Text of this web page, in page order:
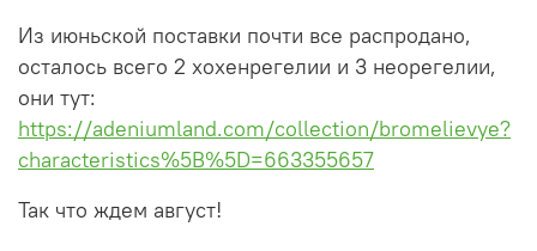
Из июньской поставки почти все распродано,
осталось всего 2 хохенрегелии и 3 неорегелии,
они тут:
https://adeniumland.com/collection/bromelievye?
characteristics%5B%5D=663355657
Так что ждем август!